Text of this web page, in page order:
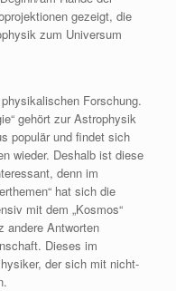
gezeigt, die
zum Universum
Forschung.
gehört zur Astrophysik
populär und findet sich
wieder. Deshalb ist diese
denn im
hat sich die
mit dem „Kosmos“
andere Antworten
Dieses im
der sich mit nicht-